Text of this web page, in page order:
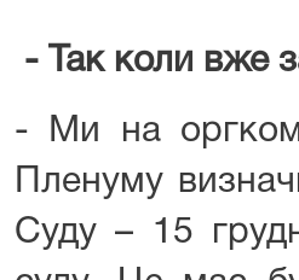
- Так коли вже
- Ми на
Пленуму
Суду – 15